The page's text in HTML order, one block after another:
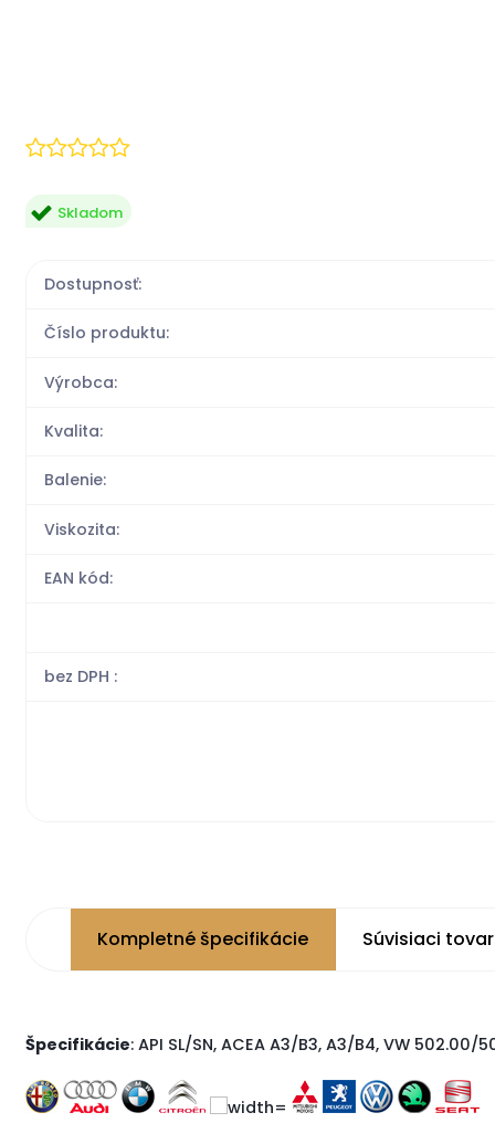
Skladom
Dostupnosť:
Číslo produktu:
Výrobca:
Kvalita:
Balenie:
Viskozita:
EAN kód:
bez DPH :
Kompletné špecifikácie Súvisiaci tovar
Špecifikácie:API SL/SN, ACEA A3/B3, A3/B4, VW 502.00/